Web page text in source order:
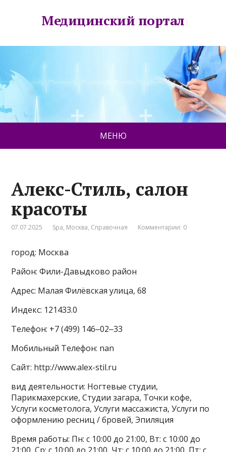
Медицинский портал
МЕНЮ
Алекс-Стиль, салон
красоты
07.07.2025 Spa, Москва, Справочная Комментарии: 0
город: Москва
Район: Фили-Давыдково район
Адрес: Малая Филёвская улица, 68
Индекс: 121433.0
Телефон: +7 (499) 146‒02‒33
Мобильный Телефон: nan
Сайт: http://www.alex-stil.ru
вид деятельности: Ногтевые студии,
Парикмахерские, Студии загара, Точки кофе,
Услуги косметолога, Услуги массажиста, Услуги по
оформлению ресниц / бровей, Эпиляция
Время работы: Пн: с 10:00 до 21:00, Вт: с 10:00 до